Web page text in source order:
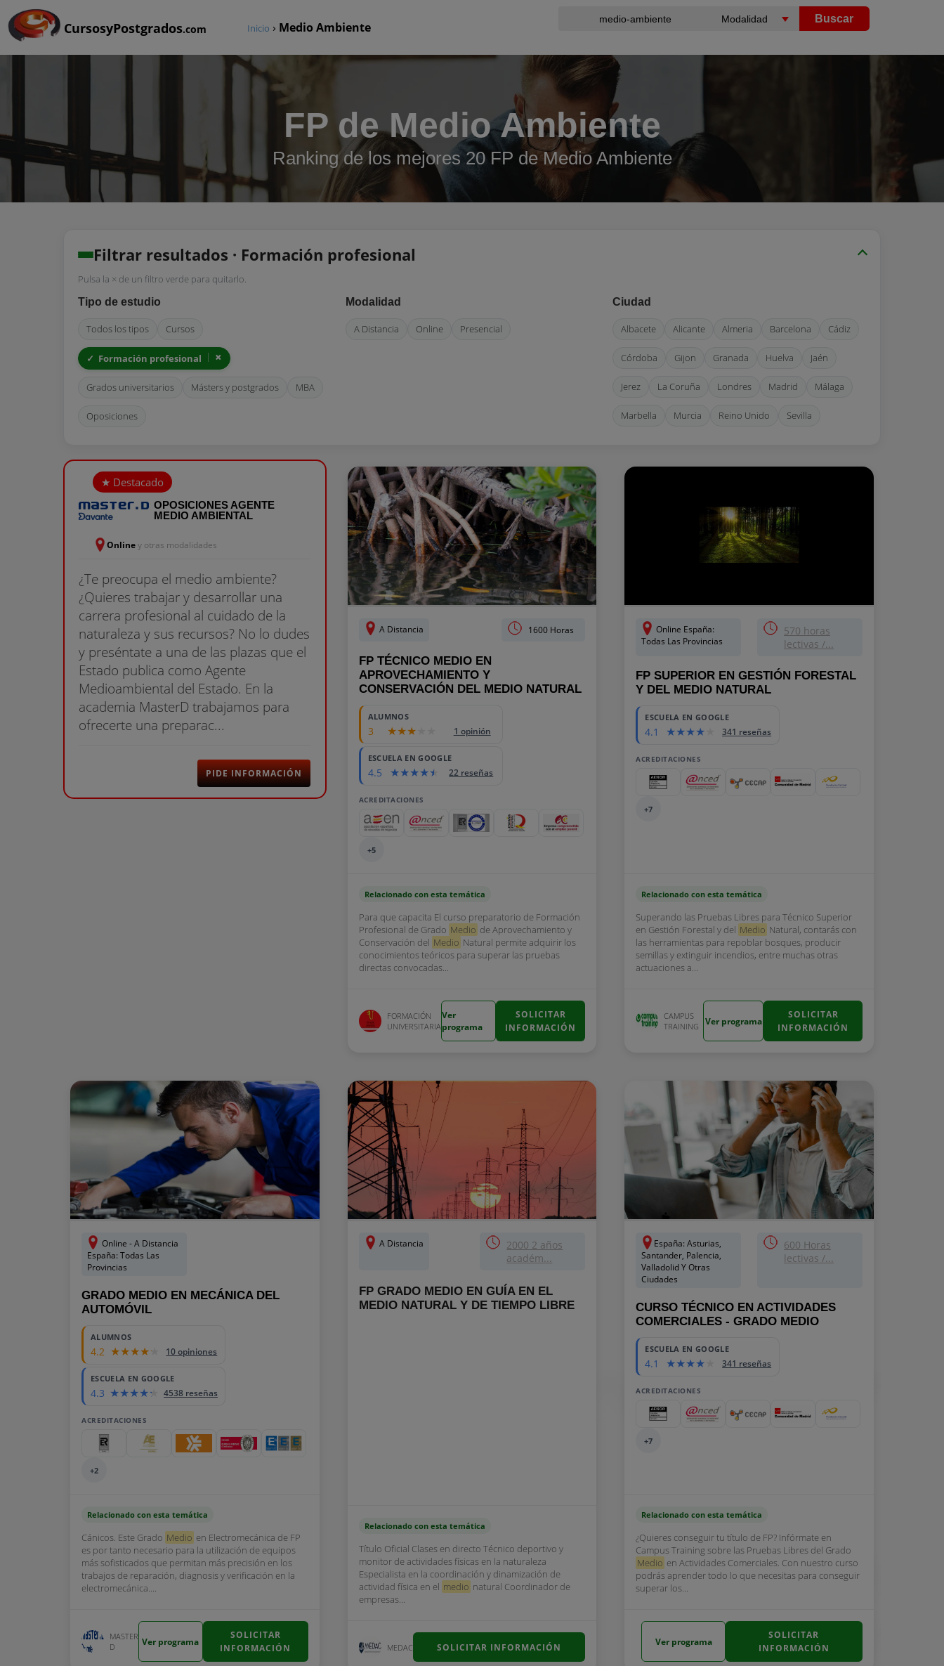
CursosyPostgrados.com
Buscar
Inicio › Medio Ambiente
FP de Medio Ambiente
Ranking de los mejores 20 FP de Medio Ambiente
Filtrar resultados · Formación profesional
Pulsa la × de un filtro verde para quitarlo.
Tipo de estudio
Todos los tipos Cursos
Formación profesional
Grados universitarios Másters y postgrados MBA
Oposiciones
Modalidad
A Distancia Online Presencial
Ciudad
Albacete Alicante Almeria Barcelona Cádiz
Córdoba Gijon Granada Huelva Jaén
Jerez La Coruña Londres Madrid Málaga
Marbella Murcia Reino Unido Sevilla
OPOSICIONES AGENTE
MEDIO AMBIENTAL
Onliney otras modalidades
¿Te preocupa el medio ambiente?
¿Quieres trabajar y desarrollar una
carrera profesional al cuidado de la
naturaleza y sus recursos? No lo dudes
y preséntate a una de las plazas que el
Estado publica como Agente
Medioambiental del Estado. En la
academia MasterD trabajamos para
ofrecerte una preparac...
PIDE INFORMACIÓN
A Distancia 1600 Horas
FP TÉCNICO MEDIO EN
APROVECHAMIENTO Y
CONSERVACIÓN DEL MEDIO NATURAL
ALUMNOS
3 1 opinión
ESCUELA EN GOOGLE
4.5 22 reseñas
ACREDITACIONES
+5
Relacionado con esta temática
Para que capacita El curso preparatorio de Formación
Profesional de Grado Medio de Aprovechamiento y
Conservación del Medio Natural permite adquirir los
conocimientos teóricos para superar las pruebas
directas convocadas...
FORMACIÓN
UNIVERSITARIA
Ver
programa
SOLICITAR
INFORMACIÓN
Online España:
Todas Las Provincias
570 horas
lectivas /...
FP SUPERIOR EN GESTIÓN FORESTAL
Y DEL MEDIO NATURAL
ESCUELA EN GOOGLE
4.1 341 reseñas
ACREDITACIONES
+7
Relacionado con esta temática
Superando las Pruebas Libres para Técnico Superior
en Gestión Forestal y del Medio Natural, contarás con
las herramientas para repoblar bosques, producir
semillas y extinguir incendios, entre muchas otras
actuaciones a...
CAMPUS
TRAINING
Ver programa
SOLICITAR
INFORMACIÓN
Online - A Distancia
España: Todas Las
Provincias
GRADO MEDIO EN MECÁNICA DEL
AUTOMÓVIL
ALUMNOS
4.2 10 opiniones
ESCUELA EN GOOGLE
4.3 4538 reseñas
ACREDITACIONES
+2
Relacionado con esta temática
Cánicos. Este Grado Medio en Electromecánica de FP
es por tanto necesario para la utilización de equipos
más sofisticados que permitan más precisión en los
trabajos de reparación, diagnosis y verificación en la
electromecánica....
MASTER
D
Ver programa
SOLICITAR
INFORMACIÓN
A Distancia
2000 2 años
académ...
FP GRADO MEDIO EN GUÍA EN EL
MEDIO NATURAL Y DE TIEMPO LIBRE
Relacionado con esta temática
Título Oficial Clases en directo Técnico deportivo y
monitor de actividades físicas en la naturaleza
Especialista en la coordinación y dinamización de
actividad física en el medio natural Coordinador de
empresas...
MEDAC SOLICITAR INFORMACIÓN
España: Asturias,
Santander, Palencia,
Valladolid Y Otras
Ciudades
600 Horas
lectivas /...
CURSO TÉCNICO EN ACTIVIDADES
COMERCIALES - GRADO MEDIO
ESCUELA EN GOOGLE
4.1 341 reseñas
ACREDITACIONES
+7
Relacionado con esta temática
¿Quieres conseguir tu título de FP? Infórmate en
Campus Training sobre las Pruebas Libres del Grado
Medio en Actividades Comerciales. Con nuestro curso
podrás aprender todo lo que necesitas para conseguir
superar los...
Ver programa
SOLICITAR
INFORMACIÓN